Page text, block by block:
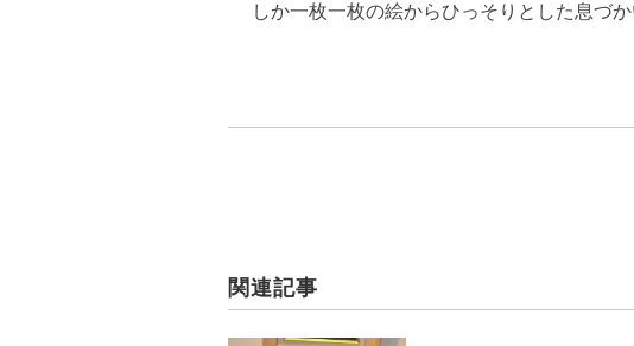
しか一枚一枚の絵からひっそりとした息づ
関連記事